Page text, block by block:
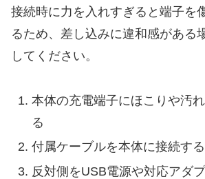
接続時に力を入れすぎると端子を
るため、差し込みに違和感がある
してください。
本体の充電端子にほこりや汚
る
付属ケーブルを本体に接続する
反対側をUSB電源や対応アダ